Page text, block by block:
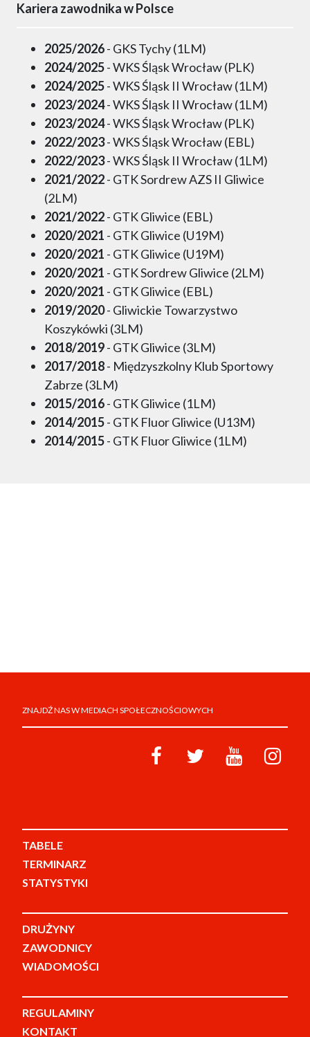
Kariera zawodnika w Polsce
2025/2026- GKS Tychy (1LM)
2024/2025- WKS Śląsk Wrocław (PLK)
2024/2025- WKS Śląsk II Wrocław (1LM)
2023/2024- WKS Śląsk II Wrocław (1LM)
2023/2024- WKS Śląsk Wrocław (PLK)
2022/2023- WKS Śląsk Wrocław (EBL)
2022/2023- WKS Śląsk II Wrocław (1LM)
2021/2022- GTK Sordrew AZS II Gliwice
(2LM)
2021/2022- GTK Gliwice (EBL)
2020/2021 - GTK Gliwice (U19M)
2020/2021 - GTK Gliwice (U19M)
2020/2021 - GTK Sordrew Gliwice (2LM)
2020/2021 - GTK Gliwice (EBL)
2019/2020- Gliwickie Towarzystwo
Koszykówki (3LM)
2018/2019- GTK Gliwice (3LM)
2017/2018- Międzyszkolny Klub Sportowy
Zabrze (3LM)
2015/2016- GTK Gliwice (1LM)
2014/2015- GTK Fluor Gliwice (U13M)
2014/2015- GTK Fluor Gliwice (1LM)
ZNAJDŹ NAS W MEDIACH SPOŁECZNOŚCIOWYCH
TABELE
TERMINARZ
STATYSTYKI
DRUŻYNY
ZAWODNICY
WIADOMOŚCI
REGULAMINY
KONTAKT